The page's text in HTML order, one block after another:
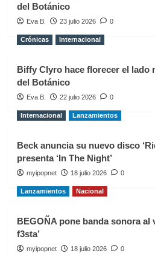
del Botánico
Eva B. 23 julio 2026 0
Crónicas Internacional
Biffy Clyro hace florecer el lado
del Botánico
Eva B. 22 julio 2026 0
Internacional Lanzamientos
Beck anuncia su nuevo disco
presenta ‘In The Night’
myipopnet 18 julio 2026 0
Lanzamientos Nacional
BEGOÑA pone banda sonora al
f3sta’
myipopnet 18 julio 2026 0